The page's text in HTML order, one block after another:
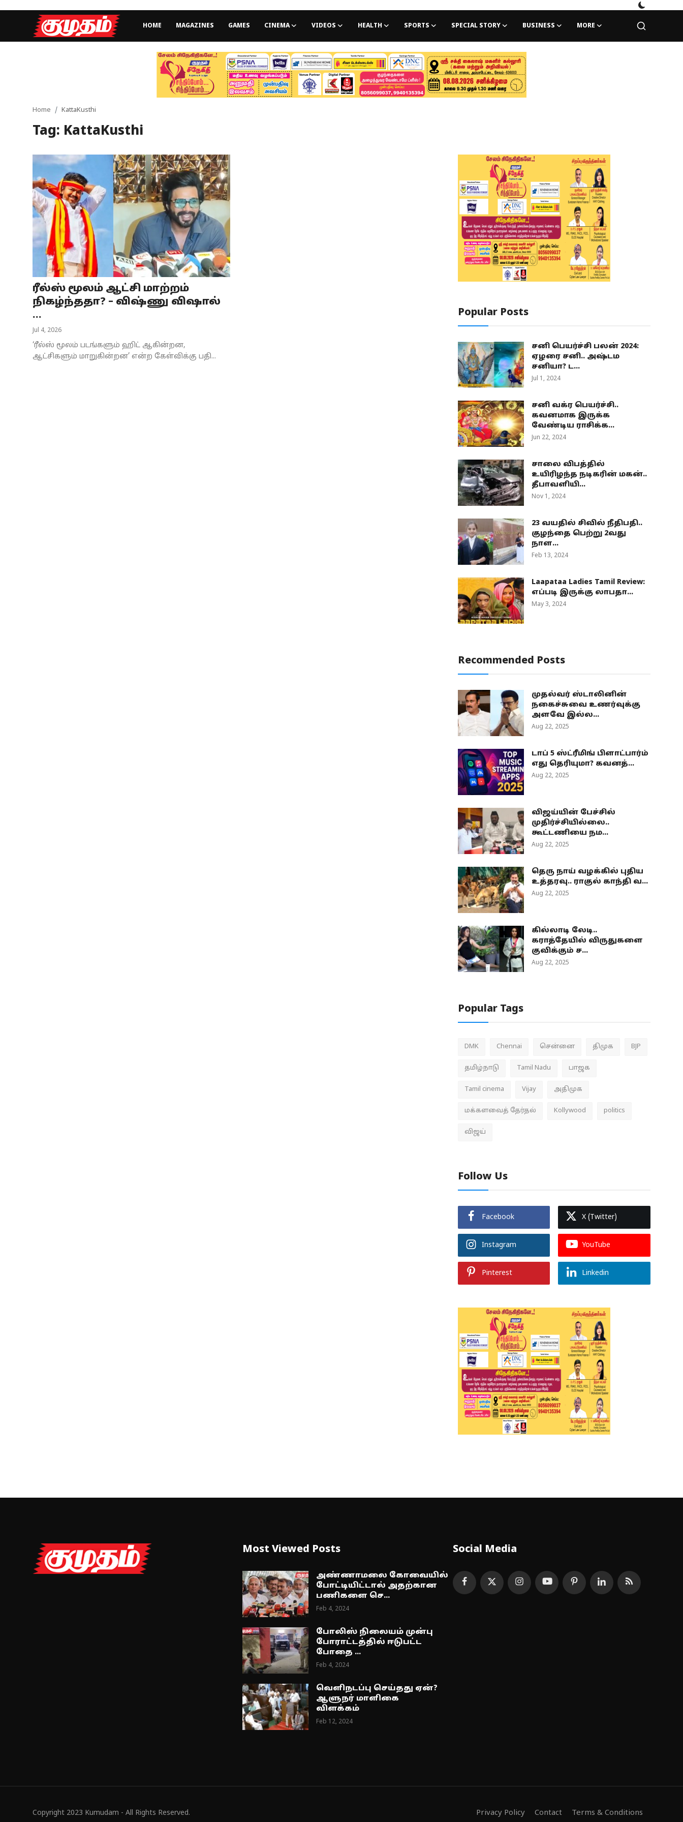
HOME MAGAZINES GAMES CINEMA VIDEOS HEALTH SPORTS SPECIAL STORY BUSINESS MORE
Games
Videos
Health
Special Story
Business
Tamilnadu
National
Astrology
Home KattaKusthi
Tag: KattaKusthi
ரீல்ஸ் மூலம் ஆட்சி மாற்றம்
நிகழ்ந்ததா? – விஷ்ணு விஷால்
...
Jul 4, 2026
‘ரீல்ஸ் மூலம் படங்களும் ஹிட் ஆகின்றன,
ஆட்சிகளும் மாறுகின்றன’ என்ற கேள்விக்கு பதி...
Popular Posts
சனி பெயர்ச்சி பலன் 2024:
ஏழரை சனி.. அஷ்டம
சனியா? ட...
Jul 1, 2024
சனி வக்ர பெயர்ச்சி..
கவனமாக இருக்க
வேண்டிய ராசிக்க...
Jun 22, 2024
சாலை விபத்தில்
உயிரிழந்த நடிகரின் மகன்..
தீபாவளியி...
Nov 1, 2024
23 வயதில் சிவில் நீதிபதி..
குழந்தை பெற்று 2வது
நாள...
Feb 13, 2024
Laapataa Ladies Tamil Review:
எப்படி இருக்கு லாபதா...
May 3, 2024
Recommended Posts
முதல்வர் ஸ்டாலினின்
நகைச்சுவை உணர்வுக்கு
அளவே இல்ல...
Aug 22, 2025
டாப் 5 ஸ்ட்ரீமிங் பிளாட்பார்ம்
எது தெரியுமா? கவனத்...
Aug 22, 2025
விஜய்யின் பேச்சில்
முதிர்ச்சியில்லை..
கூட்டணியை நம...
Aug 22, 2025
தெரு நாய் வழக்கில் புதிய
உத்தரவு.. ராகுல் காந்தி வ...
Aug 22, 2025
கில்லாடி லேடி..
கராத்தேயில் விருதுகளை
குவிக்கும் ச...
Aug 22, 2025
Popular Tags
DMK Chennai சென்னை திமுக BJP
தமிழ்நாடு Tamil Nadu பாஜக
Tamil cinema Vijay அதிமுக
மக்களவைத் தேர்தல் Kollywood politics
விஜய்
Follow Us
Facebook X (Twitter)
Instagram YouTube
Pinterest Linkedin
Most Viewed Posts
அண்ணாமலை கோவையில்
போட்டியிட்டால் அதற்கான
பணிகளை செ...
Feb 4, 2024
போலிஸ் நிலையம் முன்பு
போராட்டத்தில் ஈடுபட்ட
போதை ...
Feb 4, 2024
வெளிநடப்பு செய்தது ஏன்?
ஆளுநர் மாளிகை
விளக்கம்
Feb 12, 2024
Social Media
Copyright 2023 Kumudam - All Rights Reserved. Privacy Policy Contact Terms & Conditions